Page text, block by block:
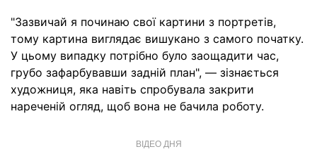
"Зазвичай я починаю свої картини з портретів,
тому картина виглядає вишукано з самого початку.
У цьому випадку потрібно було заощадити час,
грубо зафарбувавши задній план", — зізнається
художниця, яка навіть спробувала закрити
нареченій огляд, щоб вона не бачила роботу.
ВІДЕО ДНЯ